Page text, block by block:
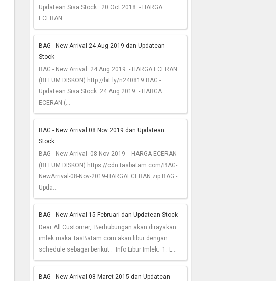
Updatean Sisa Stock 20 Oct 2018 - HARGA
ECERAN...
BAG - New Arrival 24 Aug 2019 dan Updatean
Stock
BAG - New Arrival 24 Aug 2019 - HARGA ECERAN
(BELUM DISKON) http://bit.ly/n240819 BAG -
Updatean Sisa Stock 24 Aug 2019 - HARGA
ECERAN (...
BAG - New Arrival 08 Nov 2019 dan Updatean
Stock
BAG - New Arrival 08 Nov 2019 - HARGA ECERAN
(BELUM DISKON) https://cdn.tasbatam.com/BAG-
NewArrival-08-Nov-2019-HARGAECERAN.zip BAG -
Upda...
BAG - New Arrival 15 Februari dan Updatean Stock
Dear All Customer, Berhubungan akan dirayakan
imlek maka TasBatam.com akan libur dengan
schedule sebagai berikut : Info Libur Imlek: 1. L...
BAG - New Arrival 08 Maret 2015 dan Updatean